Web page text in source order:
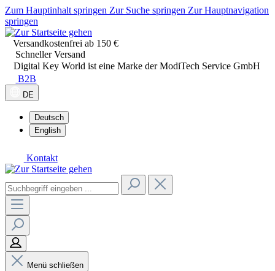
Zum Hauptinhalt springen Zur Suche springen Zur Hauptnavigation
springen
Versandkostenfrei ab 150 €
Schneller Versand
Digital Key World ist eine Marke der ModiTech Service GmbH
B2B
DE
Deutsch
English
Kontakt
Menü schließen